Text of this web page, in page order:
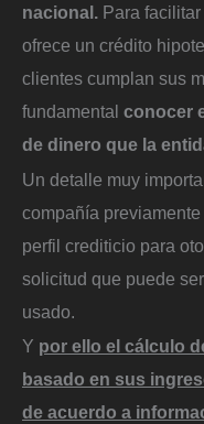
nacional. Para
ofrece un crédito
clientes cumplan sus
fundamental conocer
de dinero que la
Un detalle muy
compañía
perfil crediticio para
solicitud que puede
usado.
Y por ello el cálculo
basado en sus
de acuerdo a